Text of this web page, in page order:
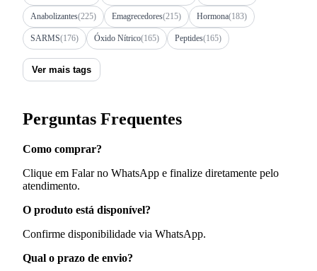
Anabolizantes(225) Emagrecedores(215) Hormona(183)
SARMS(176) Óxido Nítrico(165) Peptides(165)
Ver mais tags
Perguntas Frequentes
Como comprar?
Clique em Falar no WhatsApp e finalize diretamente pelo
atendimento.
O produto está disponível?
Confirme disponibilidade via WhatsApp.
Qual o prazo de envio?